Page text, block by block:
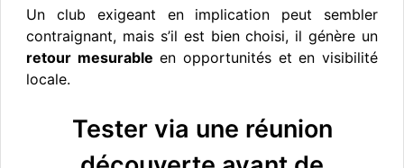
Un club exigeant en implication peut sembler
contraignant, mais s’il est bien choisi, il génère un
retour mesurable en opportunités et en visibilité
locale.
Tester via une réunion